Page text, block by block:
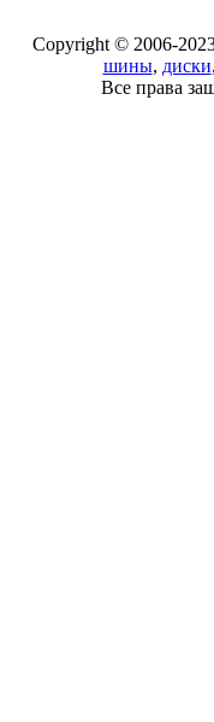
Copyright © 2006-
шины, диски,
Все права